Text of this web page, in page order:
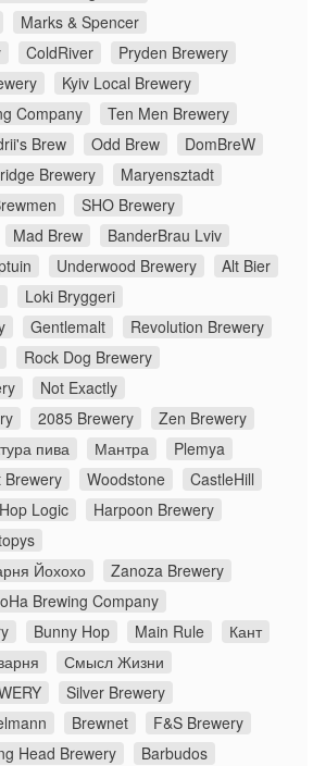
Marks & Spencer
ColdRiver
Pryden Brewery
Kyiv Local Brewery
Company
Ten Men Brewery
Brew Odd Brew
DomBreW
Brewery
Maryensztadt
SHO Brewery
Mad Brew
BanderBrau Lviv
Underwood Brewery
Alt Bier
Loki Bryggeri
Gentlemalt
Revolution Brewery
Rock Dog Brewery
Not Exactly
2085 Brewery
Zen Brewery
пива
Мантра
Plemya
Brewery Woodstone
CastleHill
Hop Logic
Harpoon Brewery
Йохохо
Zanoza Brewery
Brewing Company
Bunny Hop Main Rule
Кант
Смысл Жизни
Silver Brewery
Brewnet
F&S Brewery
Head Brewery
Barbudos